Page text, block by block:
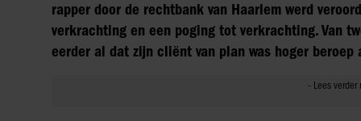
rapper door de rechtbank van Haarlem werd
verkrachting en een poging tot verkrachting. Van
eerder al dat zijn cliënt van plan was hoger